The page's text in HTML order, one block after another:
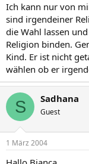
Ich kann nur von
sind irgendeiner
die Wahl lassen
Religion binden.
Kind. Er ist nicht
wählen ob er
S Sadhana
Guest
1 März 2004